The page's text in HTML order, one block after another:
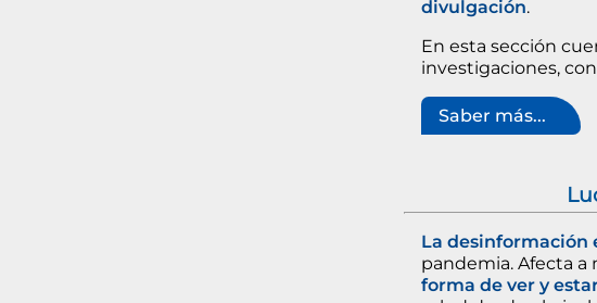
divulgación.
En esta sección
investigaciones,
Saber más...
La desinformación
pandemia. Afecta a
forma de ver y